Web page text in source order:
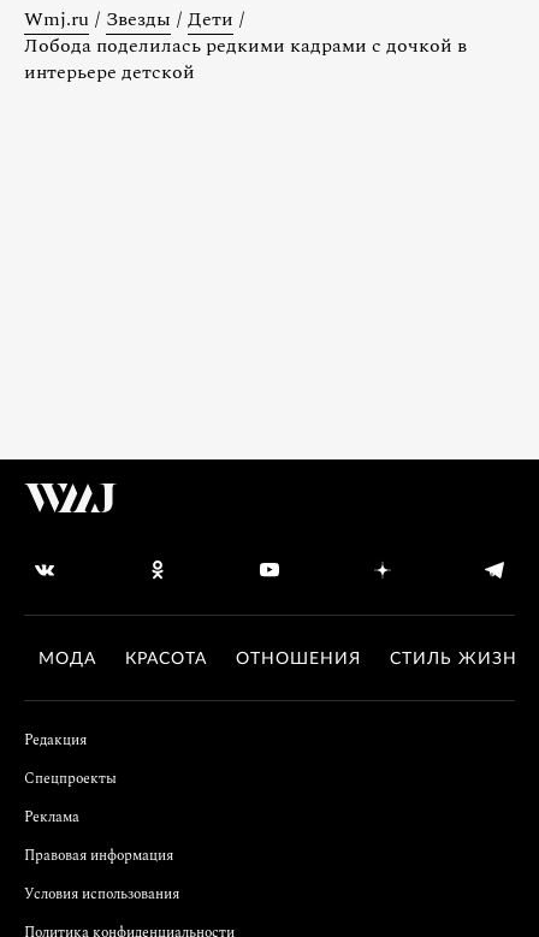
Wmj.ru / Звезды / Дети /
Лобода поделилась редкими кадрами с дочкой в
интерьере детской
МОДА КРАСОТА ОТНОШЕНИЯ СТИЛЬ ЖИЗНИ
Редакция
Спецпроекты
Реклама
Правовая информация
Условия использования